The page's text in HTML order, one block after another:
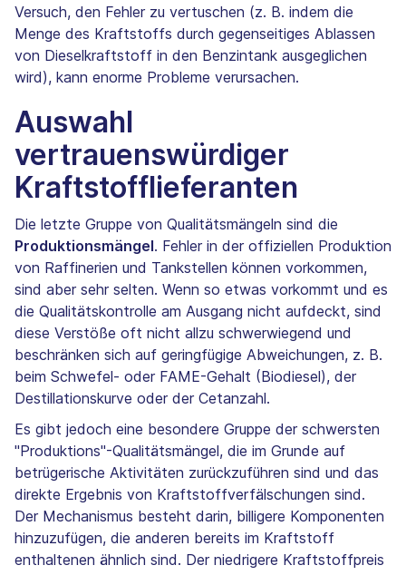
Versuch, den Fehler zu vertuschen (z. B. indem die
Menge des Kraftstoffs durch gegenseitiges Ablassen
von Dieselkraftstoff in den Benzintank ausgeglichen
wird), kann enorme Probleme verursachen.
Auswahl
vertrauenswürdiger
Kraftstofflieferanten
Die letzte Gruppe von Qualitätsmängeln sind die
Produktionsmängel. Fehler in der offiziellen Produktion
von Raffinerien und Tankstellen können vorkommen,
sind aber sehr selten. Wenn so etwas vorkommt und es
die Qualitätskontrolle am Ausgang nicht aufdeckt, sind
diese Verstöße oft nicht allzu schwerwiegend und
beschränken sich auf geringfügige Abweichungen, z. B.
beim Schwefel- oder FAME-Gehalt (Biodiesel), der
Destillationskurve oder der Cetanzahl.
Es gibt jedoch eine besondere Gruppe der schwersten
"Produktions"-Qualitätsmängel, die im Grunde auf
betrügerische Aktivitäten zurückzuführen sind und das
direkte Ergebnis von Kraftstoffverfälschungen sind.
Der Mechanismus besteht darin, billigere Komponenten
hinzuzufügen, die anderen bereits im Kraftstoff
enthaltenen ähnlich sind. Der niedrigere Kraftstoffpreis